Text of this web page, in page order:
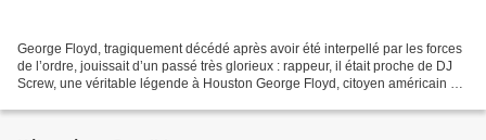
George Floyd, tragiquement décédé après avoir été interpellé par les forces
de l’ordre, jouissait d’un passé très glorieux : rappeur, il était proche de DJ
Screw, une véritable légende à Houston George Floyd, citoyen américain de